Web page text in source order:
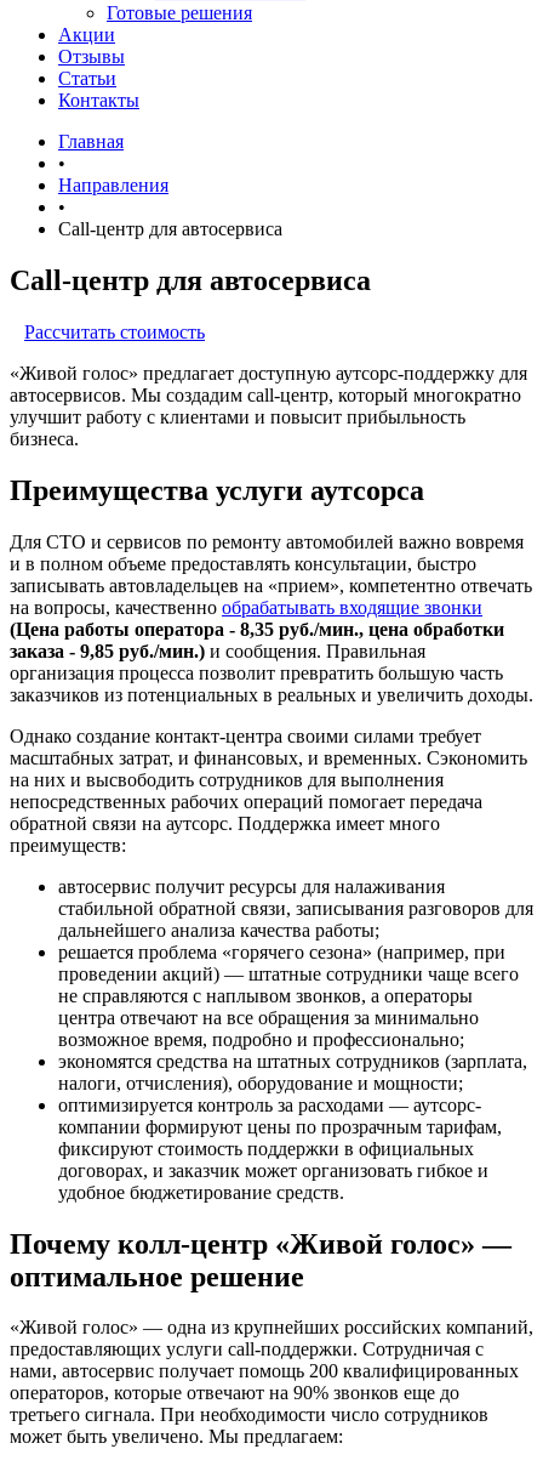
Готовые решения
Акции
Отзывы
Статьи
Контакты
Главная
•
Направления
•
Call-центр для автосервиса
Call-центр для автосервиса
Рассчитать стоимость
«Живой голос» предлагает доступную аутсорс-поддержку для
автосервисов. Мы создадим call-центр, который многократно
улучшит работу с клиентами и повысит прибыльность
бизнеса.
Преимущества услуги аутсорса
Для СТО и сервисов по ремонту автомобилей важно вовремя
и в полном объеме предоставлять консультации, быстро
записывать автовладельцев на «прием», компетентно отвечать
на вопросы, качественно обрабатывать входящие звонки
(Цена работы оператора - 8,35 руб./мин., цена обработки
заказа - 9,85 руб./мин.) и сообщения. Правильная
организация процесса позволит превратить большую часть
заказчиков из потенциальных в реальных и увеличить доходы.
Однако создание контакт-центра своими силами требует
масштабных затрат, и финансовых, и временных. Сэкономить
на них и высвободить сотрудников для выполнения
непосредственных рабочих операций помогает передача
обратной связи на аутсорс. Поддержка имеет много
преимуществ:
автосервис получит ресурсы для налаживания
стабильной обратной связи, записывания разговоров для
дальнейшего анализа качества работы;
решается проблема «горячего сезона» (например, при
проведении акций) — штатные сотрудники чаще всего
не справляются с наплывом звонков, а операторы
центра отвечают на все обращения за минимально
возможное время, подробно и профессионально;
экономятся средства на штатных сотрудников (зарплата,
налоги, отчисления), оборудование и мощности;
оптимизируется контроль за расходами — аутсорс-
компании формируют цены по прозрачным тарифам,
фиксируют стоимость поддержки в официальных
договорах, и заказчик может организовать гибкое и
удобное бюджетирование средств.
Почему колл-центр «Живой голос» —
оптимальное решение
«Живой голос» — одна из крупнейших российских компаний,
предоставляющих услуги call-поддержки. Сотрудничая с
нами, автосервис получает помощь 200 квалифицированных
операторов, которые отвечают на 90% звонков еще до
третьего сигнала. При необходимости число сотрудников
может быть увеличено. Мы предлагаем: